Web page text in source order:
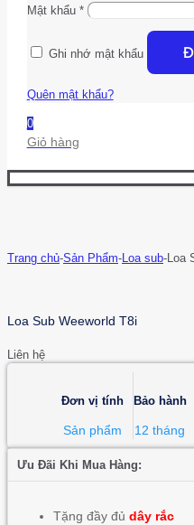
Mật khẩu *
Ghi nhớ mật khẩu
Quên mật khẩu?
0
Giỏ hàng
Trang chủ-Sản Phẩm-Loa sub-Loa
Loa Sub Weeworld T8i
Liên hệ
Đơn vị tính
Sản phẩm
Bảo hành
12 tháng
Ưu Đãi Khi Mua Hàng:
Tặng đầy đủ dây rắc